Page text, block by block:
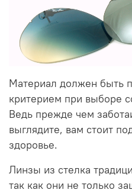
Материал должен быть
критерием при выборе
Ведь прежде чем
выглядите, вам стоит
здоровье.
Линзы из стелка
так как они не только